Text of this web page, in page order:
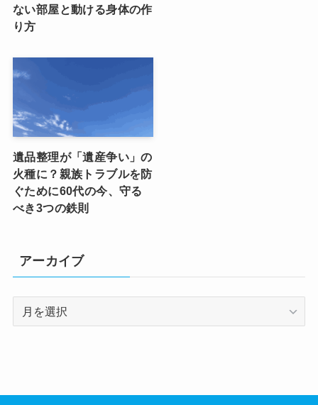
ない部屋と動ける身体の作
り方
遺品整理が「遺産争い」の
火種に？親族トラブルを防
ぐために60代の今、守る
べき3つの鉄則
アーカイブ